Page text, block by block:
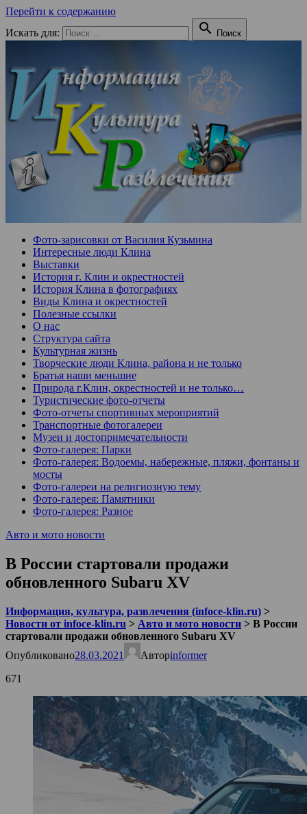
Перейти к содержанию
Искать для:
 Поиск
Фото-зарисовки от Василия Кузьмина
Интересные люди Клина
Выставки
История г. Клин и окрестностей
История Клина в фотографиях
Виды Клина и окрестностей
Полезные ссылки
О нас
Структура сайта
Культурная жизнь
Творческие люди Клина, района и не только
Братья наши меньшие
Природа г.Клин, окрестностей и не только…
Туристические фото-отчеты
Фото-отчеты спортивных мероприятий
Транспортные фотогалереи
Музеи и достопримечательности
Фото-галерея: Парки
Фото-галерея: Водоемы, набережные, пляжи, фонтаны и
мосты
Фото-галереи на религиозную тему
Фото-галерея: Памятники
Фото-галерея: Разное
Авто и мото новости
В России стартовали продажи
обновленного Subaru XV
Информация, культура, развлечения (infoce-klin.ru) >
Новости от infoce-klin.ru > Авто и мото новости > В России
стартовали продажи обновленного Subaru XV
Опубликовано28.03.2021 Авторinformer
671